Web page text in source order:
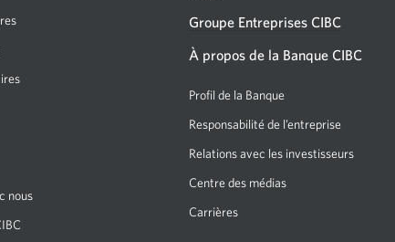
GAB
CIBC.
fenêtre
s'affichera
nous
Groupe Entreprises CIBC
À propos de la Banque CIBC
Profil de la Banque
Responsabilité de l’entreprise
Relations avec les investisseurs
Centre des médias
Carrières